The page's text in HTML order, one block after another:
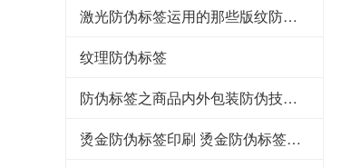
激光防伪标签运用的那些版纹防伪技术
纹理防伪标签
防伪标签之商品内外包装防伪技术原理
烫金防伪标签印刷 烫金防伪标签的技术特点